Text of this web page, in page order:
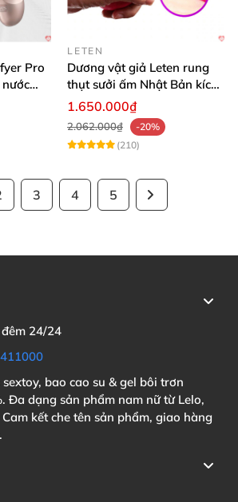
Pro
pin
LETEN
Dương vật giả Leten rung
thụt sưởi ấm Nhật Bản kích
thích điểm G
1.650.000₫
2.062.000₫
-20%
(210)
3 4 5
24/24
bao cao su & gel bôi trơn
Đa dạng sản phẩm nam nữ từ Lelo,
kết che tên sản phẩm, giao hàng